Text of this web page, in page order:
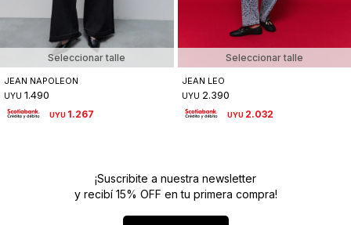
Seleccionar talle
JEAN NAPOLEON
UYU 1.490
UYU 1.267
Seleccionar talle
JEAN LEO
UYU 2.390
UYU 2.032
¡Suscribite a nuestra newsletter
y recibí 15% OFF en tu primera compra!